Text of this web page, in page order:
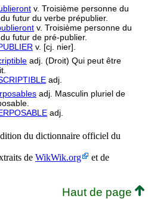
v. Troisième personne du
futur du verbe prépublier.
v. Troisième personne du
futur de pré-publier.
v. [cj. nier].
adj. (Droit) Qui peut être
adj.
adj. Masculin pluriel de
adj.
du dictionnaire officiel du
de WikWik.org
et de
Haut de page